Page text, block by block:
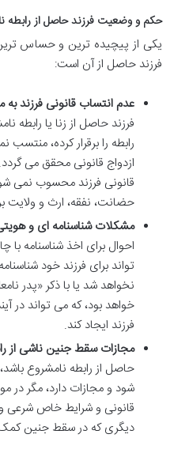
حکم و وضعیت فرزند حاصل از رابطه
یکی از پیچیده ترین و حساس
فرزند حاصل از آن است:
عدم انتساب قانونی فرزند
فرزند حاصل از زنا یا رابطه
رابطه را برقرار کرده،
ازدواج قانونی محقق می
قانونی فرزند محسوب نمی
حضانت، نفقه، ارث و ولایت
مشکلات شناسنامه ای و
احوال برای اخذ شناسنامه
تواند برای فرزند خود
نخواهد شد یا با ذکر «پدر
خواهد بود، که می تواند در
فرزند ایجاد کند.
مجازات سقط جنین ناشی از
حاصل از رابطه نامشروع
شود و مجازات دارد، مگر در
قانونی و شرایط خاص شرعی
دیگری که در سقط جنین